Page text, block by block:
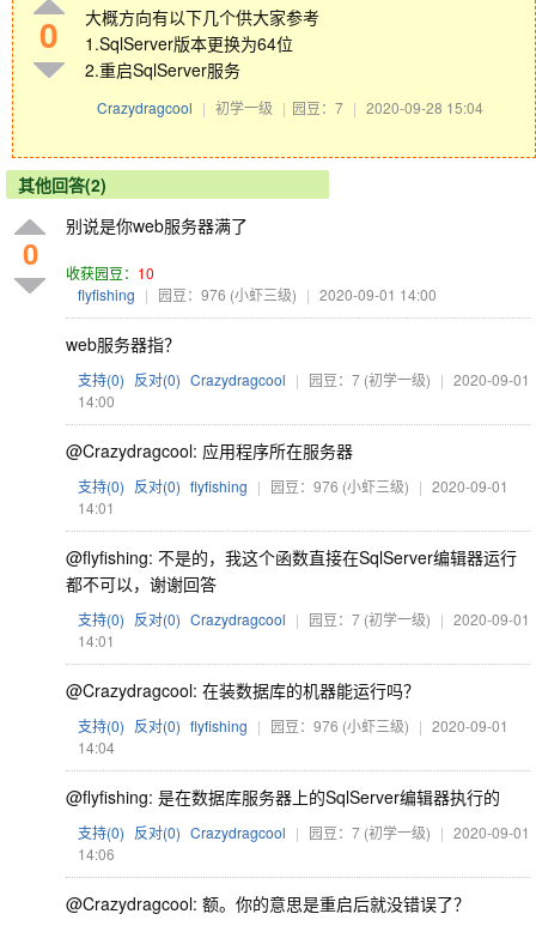
0
大概方向有以下几个供大家参考
1.SqlServer版本更换为64位
2.重启SqlServer服务
Crazydragcool | 初学一级 | 园豆：7 | 2020-09-28 15:04
其他回答(2)
0
别说是你web服务器满了
收获园豆： 10
flyfishing | 园豆：976 (小虾三级) | 2020-09-01 14:00
web服务器指？
支持(0) 反对(0) Crazydragcool | 园豆：7 (初学一级) | 2020-09-01
14:00
@Crazydragcool: 应用程序所在服务器
支持(0) 反对(0) flyfishing | 园豆：976 (小虾三级) | 2020-09-01
14:01
@flyfishing: 不是的，我这个函数直接在SqlServer编辑器运行
都不可以，谢谢回答
支持(0) 反对(0) Crazydragcool | 园豆：7 (初学一级) | 2020-09-01
14:01
@Crazydragcool: 在装数据库的机器能运行吗？
支持(0) 反对(0) flyfishing | 园豆：976 (小虾三级) | 2020-09-01
14:04
@flyfishing: 是在数据库服务器上的SqlServer编辑器执行的
支持(0) 反对(0) Crazydragcool | 园豆：7 (初学一级) | 2020-09-01
14:06
@Crazydragcool: 额。你的意思是重启后就没错误了？